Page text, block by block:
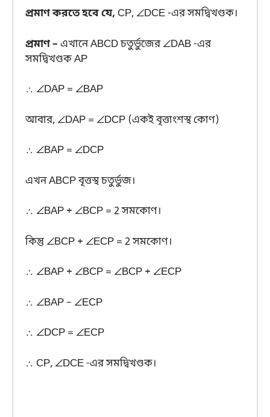
প্রমাণ করতে হবে যে, CP, ∠DCE -এর সমদ্বিখণ্ডক।
প্রমাণ – এখানে ABCD চতুর্ভুজের ∠DAB -এর
সমদ্বিখণ্ডক AP
∴ ∠DAP = ∠BAP
আবার, ∠DAP = ∠DCP (একই বৃত্তাংশস্থ কোণ)
∴ ∠BAP = ∠DCP
এখন ABCP বৃত্তস্থ চতুর্ভুজ।
∴ ∠BAP + ∠BCP = 2 সমকোণ।
কিন্তু ∠BCP + ∠ECP = 2 সমকোণ।
∴ ∠BAP + ∠BCP = ∠BCP + ∠ECP
∴ ∠BAP – ∠ECP
∴ ∠DCP = ∠ECP
∴ CP, ∠DCE -এর সমদ্বিখণ্ডক।